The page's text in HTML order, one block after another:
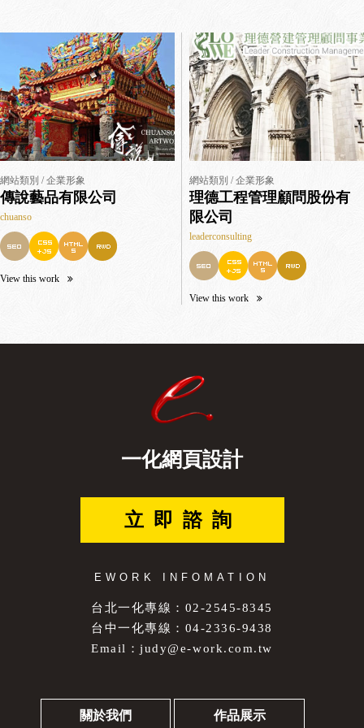
網站類別 / 企業形象
傳說藝品有限公司
chuanso
View this work
網站類別 / 企業形象
理德工程管理顧問股份有
限公司
leaderconsulting
View this work
一化網頁設計
立即諮詢
EWORK INFOMATION
台北一化專線：02-2545-8345
台中一化專線：04-2336-9438
Email：judy@e-work.com.tw
關於我們 作品展示